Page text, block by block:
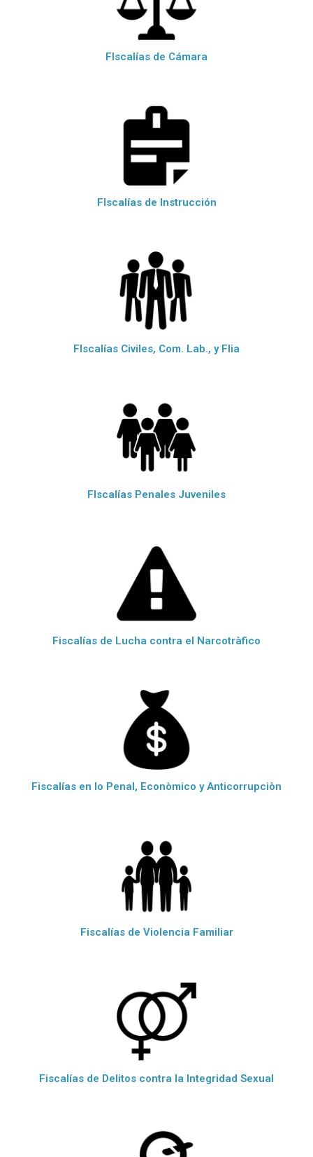
FIscalías de Cámara
FIscalías de Instrucción
FIscalías Civiles, Com. Lab., y Flia
FIscalías Penales Juveniles
Fiscalías de Lucha contra el Narcotràfico
Fiscalías en lo Penal, Econòmico y Anticorrupciòn
Fiscalías de Violencia Familiar
Fiscalías de Delitos contra la Integridad Sexual